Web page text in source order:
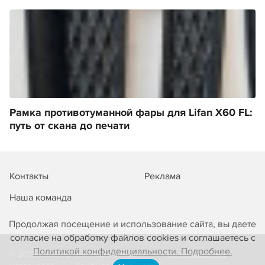
Продолжая посещение и использование сайта, вы даете
согласие на обработку файлов cookies и соглашаетесь с
Политикой конфиденциальности. Подробнее.
Рамка противотуманной фары для Lifan X60 FL:
путь от скана до печати
Контакты
Реклама
Наша команда
© 2013-2026 3D-принтеры сегодня!
Использование